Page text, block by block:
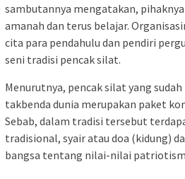
sambutannya mengatakan,
amanah dan terus belajar.
cita para pendahulu dan pendiri
seni tradisi pencak silat.
Menurutnya, pencak silat yang
takbenda dunia merupakan paket
Sebab, dalam tradisi tersebut
tradisional, syair atau doa (kidung)
bangsa tentang nilai-nilai